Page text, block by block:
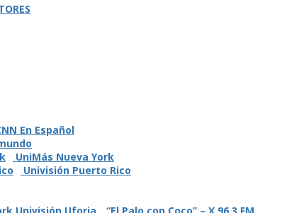
En Español
UniMás Nueva York
Univisión Puerto Rico